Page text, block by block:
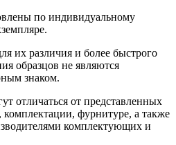
по индивидуальному
их различия и более быстрого
образцов не являются
знаком.
отличаться от представленных
комплектации, фурнитуре, а также
комплектующих и